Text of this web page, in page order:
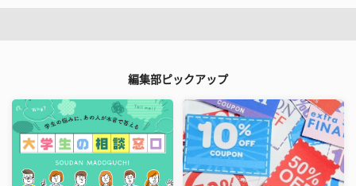
編集部ピックアップ